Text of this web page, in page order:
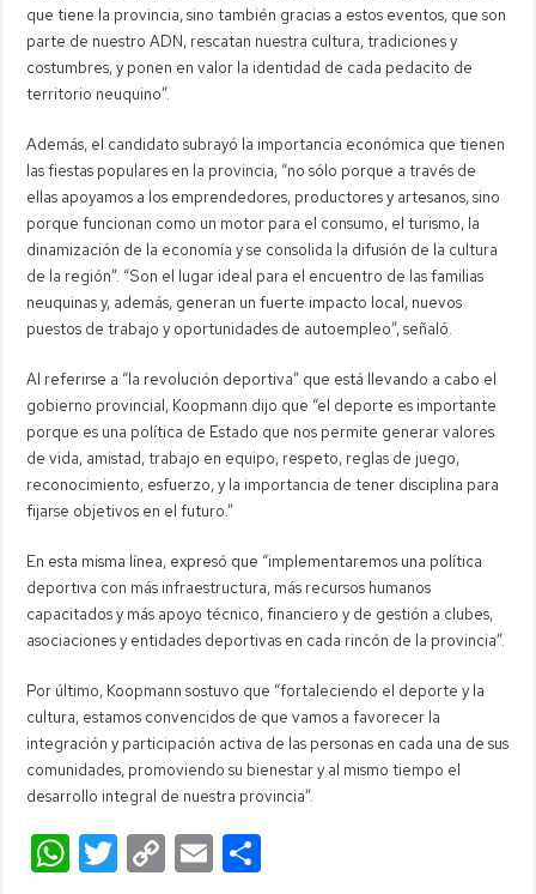
que tiene la provincia, sino también gracias a estos eventos, que son
parte de nuestro ADN, rescatan nuestra cultura, tradiciones y
costumbres, y ponen en valor la identidad de cada pedacito de
territorio neuquino”.
Además, el candidato subrayó la importancia económica que tienen
las fiestas populares en la provincia, “no sólo porque a través de
ellas apoyamos a los emprendedores, productores y artesanos, sino
porque funcionan como un motor para el consumo, el turismo, la
dinamización de la economía y se consolida la difusión de la cultura
de la región”. “Son el lugar ideal para el encuentro de las familias
neuquinas y, además, generan un fuerte impacto local, nuevos
puestos de trabajo y oportunidades de autoempleo”, señaló.
Al referirse a “la revolución deportiva” que está llevando a cabo el
gobierno provincial, Koopmann dijo que “el deporte es importante
porque es una política de Estado que nos permite generar valores
de vida, amistad, trabajo en equipo, respeto, reglas de juego,
reconocimiento, esfuerzo, y la importancia de tener disciplina para
fijarse objetivos en el futuro.”
En esta misma línea, expresó que “implementaremos una política
deportiva con más infraestructura, más recursos humanos
capacitados y más apoyo técnico, financiero y de gestión a clubes,
asociaciones y entidades deportivas en cada rincón de la provincia”.
Por último, Koopmann sostuvo que “fortaleciendo el deporte y la
cultura, estamos convencidos de que vamos a favorecer la
integración y participación activa de las personas en cada una de sus
comunidades, promoviendo su bienestar y al mismo tiempo el
desarrollo integral de nuestra provincia”.
W T C E